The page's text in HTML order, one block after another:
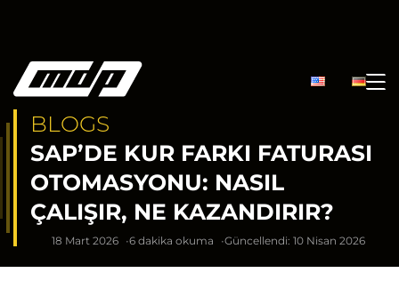
BLOGS
SAP’DE KUR FARKI FATURASI
OTOMASYONU: NASIL
ÇALIŞIR, NE KAZANDIRIR?
18 Mart 2026 6 dakika okuma Güncellendi: 10 Nisan 2026